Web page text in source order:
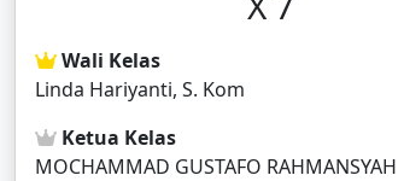
Wali Kelas
Linda Hariyanti, S. Kom
Ketua Kelas
MOCHAMMAD GUSTAFO RAHMANSYAH